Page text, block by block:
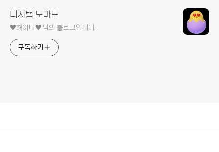
디지털 노마드
♥︎해이나♥︎ 님의 블로그입니다.
구독하기